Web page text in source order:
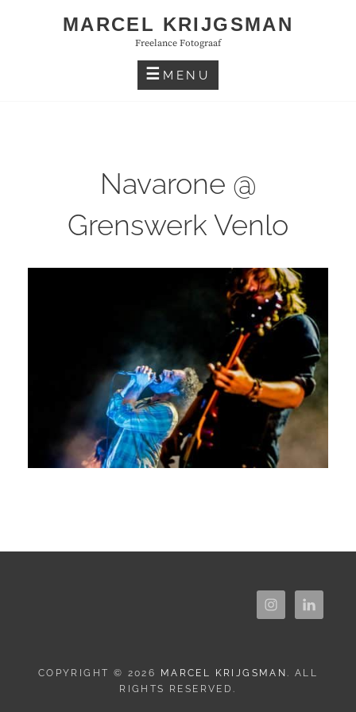
MARCEL KRIJGSMAN
Freelance Fotograaf
MENU
Navarone @
Grenswerk Venlo
COPYRIGHT © 2026 MARCEL KRIJGSMAN. ALL
RIGHTS RESERVED.